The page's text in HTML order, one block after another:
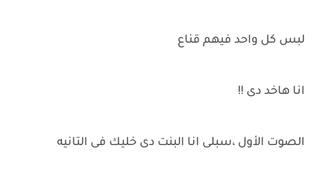
لبس كل واحد فيهم قناع
انا هاخد دى !!
الصوت الأول ،سبلى انا البنت دى خليك فى التانيه